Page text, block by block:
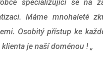
specializující se na
Máme mnohaleté
Osobitý přístup ke
je naší doménou ! „